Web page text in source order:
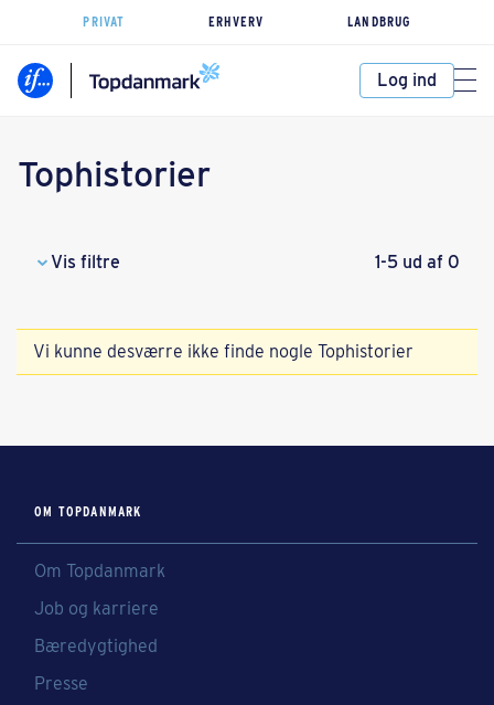
PRIVAT ERHVERV LANDBRUG
Log ind
Tophistorier
Vis filtre 1-5 ud af 0
Vi kunne desværre ikke finde nogle Tophistorier
OM TOPDANMARK
Om Topdanmark
Job og karriere
Bæredygtighed
Presse